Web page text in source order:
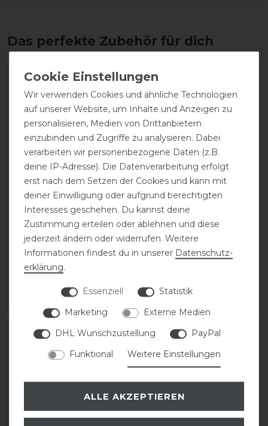
Das perfekte Zubehör für dich
Kentucky Horsewear
Achilles Gel
Kniestrümpfe Unisex
ARTIKEL MERKEN
Bestseller
-20%
Pikeur Kniestrumpf
TUBE
statt 19,95 €
15,96 € *
-20%
Wir verwenden Cookies und ähnliche Technologien
auf unserer Website, um Inhalte und Anzeigen zu
personalisieren, Medien von Drittanbietern
einzubinden und Zugriffe zu analysieren. Dabei
verarbeiten wir personenbezogene Daten (z.B.
deine IP-Adresse). Die Datenverarbeitung erfolgt
erst nach dem Setzen der Cookies und kann mit
deiner Einwilligung oder aufgrund berechtigten
Interesses geschehen. Du kannst deine
Zustimmung erteilen oder ablehnen und diese
jederzeit ändern oder widerrufen. Weitere
Informationen findest du in unserer Daten­schutz­
erklärung.
Essenziell
Statistik
Marketing
Externe Medien
DHL Wunschzustellung
PayPal
Funktional
Weitere Einstellungen
ALLE AKZEPTIEREN